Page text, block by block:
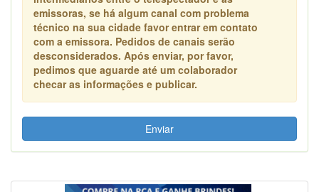
emissoras, se há algum canal com problema
técnico na sua cidade favor entrar em contato
com a emissora. Pedidos de canais serão
desconsiderados. Após enviar, por favor,
pedimos que aguarde até um colaborador
checar as informações e publicar.
Enviar